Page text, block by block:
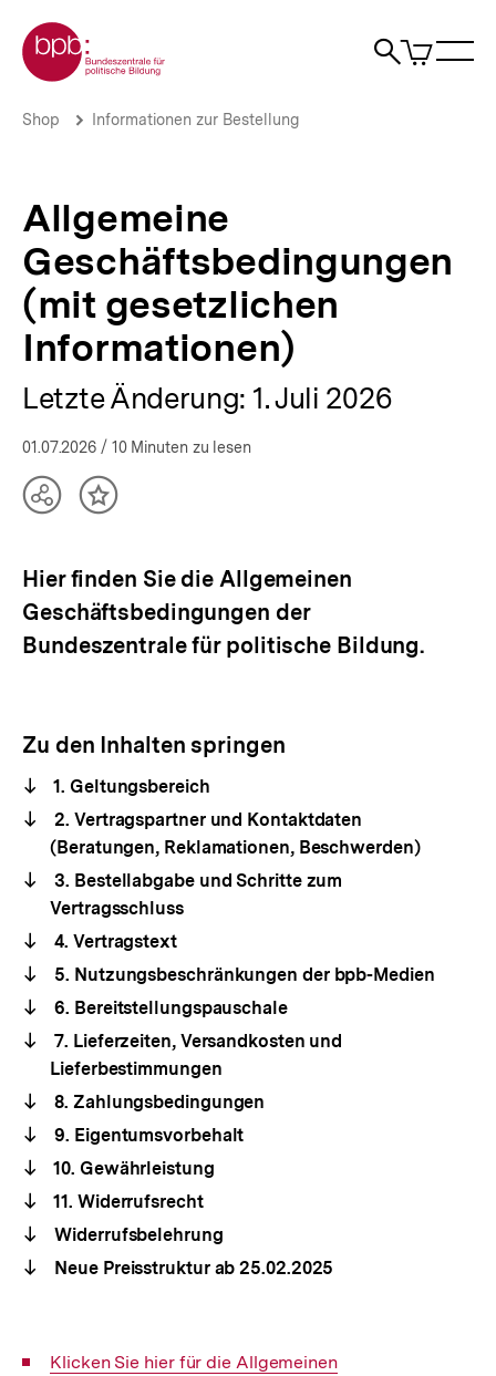
zum
Seiteninhalt
springen
Zur Startseite der bpb
Suche
Artikel
im
Allgemeine
Informationen)
bpb.de
Brotkrümelnavigation
Pfadnavigation
Shop Informationen zur Bestellung
Allgemeine
Geschäftsbedingungen
(mit gesetzlichen
Informationen)
Letzte Änderung: 1. Juli 2026
01.07.2026 / 10 Minuten zu lesen
TeilenInhalt
Hier finden Sie die Allgemeinen
Geschäftsbedingungen der
Bundeszentrale für politische Bildung.
Zu den Inhalten springen
1. Geltungsbereich
2. Vertragspartner und Kontaktdaten
(Beratungen, Reklamationen, Beschwerden)
3. Bestellabgabe und Schritte zum
Vertragsschluss
4. Vertragstext
5. Nutzungsbeschränkungen der bpb-Medien
6. Bereitstellungspauschale
7. Lieferzeiten, Versandkosten und
Lieferbestimmungen
8. Zahlungsbedingungen
9. Eigentumsvorbehalt
10. Gewährleistung
11. Widerrufsrecht
Widerrufsbelehrung
Neue Preisstruktur ab 25.02.2025
Interner
Klicken Sie hier für die Allgemeinen